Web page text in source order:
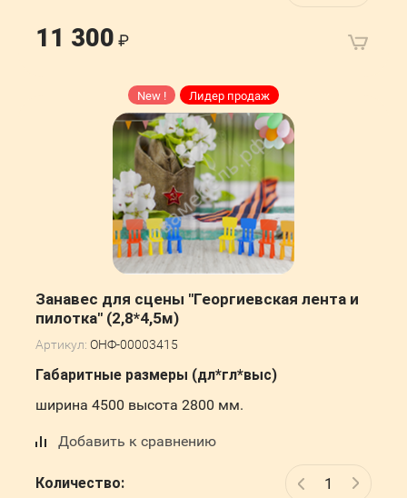
11 300
New ! Лидер продаж
Занавес для сцены "Георгиевская лента и
пилотка" (2,8*4,5м)
Артикул: ОНФ-00003415
Габаритные размеры (дл*гл*выс)
ширина 4500 высота 2800 мм.
Добавить к сравнению
Количество: